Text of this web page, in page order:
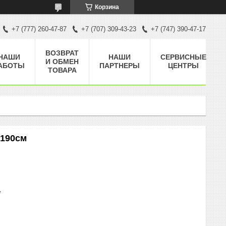
Корзина
+7 (777) 260-47-87 +7 (707) 309-43-23 +7 (747) 390-47-17
ВОЗВРАТ
И ОБМЕН
ТОВАРА
НАШИ
ПАРТНЕРЫ
СЕРВИСНЫЕ
ЦЕНТРЫ